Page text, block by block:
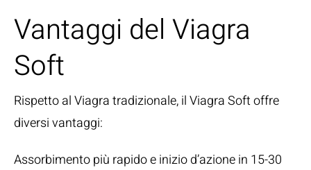
Vantaggi del Viagra
Soft
Rispetto al Viagra tradizionale, il Viagra Soft offre
diversi vantaggi:
Assorbimento più rapido e inizio d’azione in 15-30